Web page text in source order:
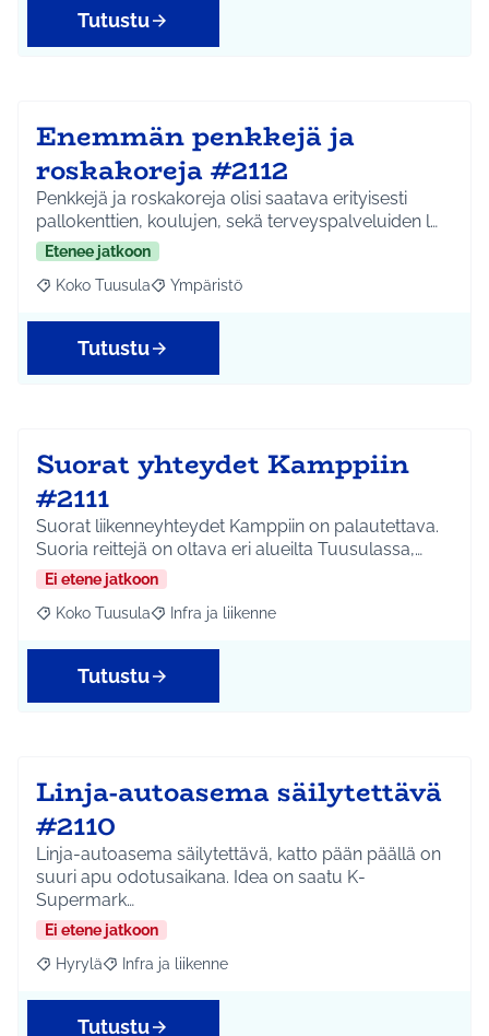
Tutustu
Enemmän penkkejä ja
roskakoreja #2112
Penkkejä ja roskakoreja olisi saatava erityisesti
pallokenttien, koulujen, sekä terveyspalveluiden l…
Etenee jatkoon
Rajaa tulokset aihepiirin mukaan: Koko Tuusula
Koko Tuusula Rajaa tulokset teeman mukaan: Ympäristö
Ympäristö
Tutustu
Suorat yhteydet Kamppiin
#2111
Suorat liikenneyhteydet Kamppiin on palautettava.
Suoria reittejä on oltava eri alueilta Tuusulassa,…
Ei etene jatkoon
Rajaa tulokset aihepiirin mukaan: Koko Tuusula
Koko Tuusula Rajaa tulokset teeman mukaan: Infra ja liikenne
Infra ja liikenne
Tutustu
Linja-autoasema säilytettävä
#2110
Linja-autoasema säilytettävä, katto pään päällä on
suuri apu odotusaikana. Idea on saatu K-
Supermark…
Ei etene jatkoon
Rajaa tulokset aihepiirin mukaan: Hyrylä
Hyrylä Rajaa tulokset teeman mukaan: Infra ja liikenne
Infra ja liikenne
Tutustu